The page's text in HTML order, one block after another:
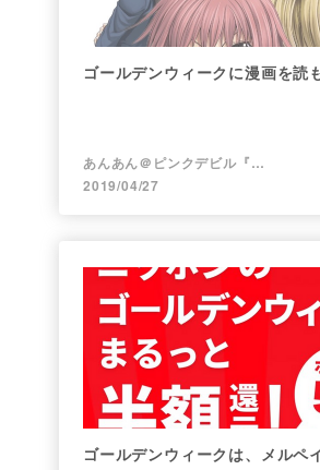
ゴールデンウィークに漫画を読
あんあん＠ピンクデビル『変態』
2019/04/27
ゴールデンウィークは、メルペ